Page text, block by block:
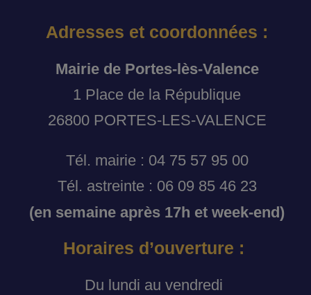
Adresses et coordonnées :
Mairie de Portes-lès-Valence
1 Place de la République
26800 PORTES-LES-VALENCE
Tél. mairie : 04 75 57 95 00
Tél. astreinte : 06 09 85 46 23
(en semaine après 17h et week-end)
Horaires d’ouverture :
Du lundi au vendredi